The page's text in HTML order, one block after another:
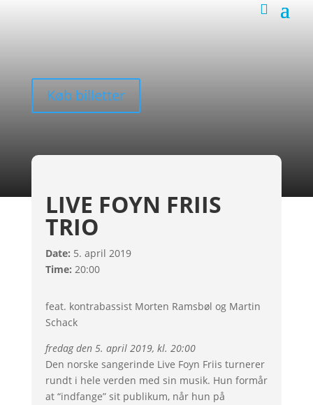
Køb billetter
LIVE FOYN FRIIS
TRIO
Date: 5. april 2019
Time: 20:00
feat. kontrabassist Morten Ramsbøl og Martin
Schack
fredag den 5. april 2019, kl. 20:00
Den norske sangerinde Live Foyn Friis turnerer
rundt i hele verden med sin musik. Hun formår
at “indfange” sit publikum, når hun på